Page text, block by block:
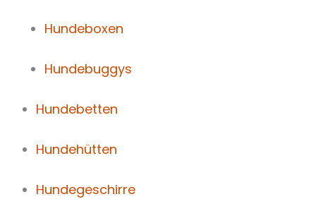
Hundeboxen
Hundebuggys
Hundebetten
Hundehütten
Hundegeschirre